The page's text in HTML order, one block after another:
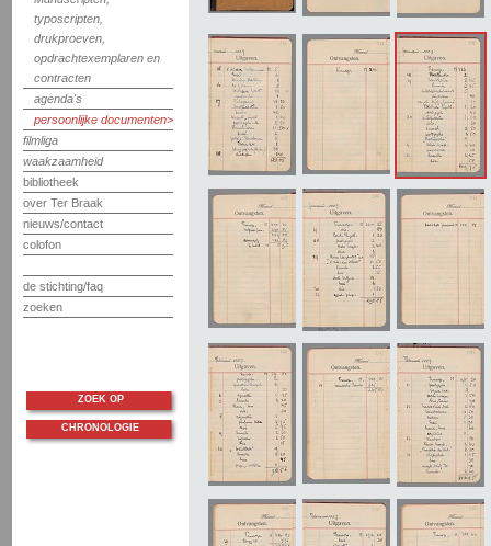
typoscripten,
drukproeven,
opdrachtexemplaren en
contracten
agenda's
persoonlijke documenten
filmliga
waakzaamheid
bibliotheek
over Ter Braak
nieuws/contact
colofon
de stichting/faq
zoeken
ZOEK OP
CHRONOLOGIE